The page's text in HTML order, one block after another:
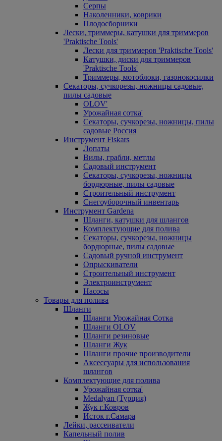
Серпы
Наколенники, коврики
Плодосборники
Лески, триммеры, катушки для триммеров
'Praktische Tools'
Лески для триммеров 'Praktische Tools'
Катушки, диски для триммеров
'Praktische Tools'
Триммеры, мотоблоки, газонокосилки
Секаторы, сучкорезы, ножницы садовые,
пилы садовые
OLOV'
Урожайная сотка'
Секаторы, сучкорезы, ножницы, пилы
садовые Россия
Инструмент Fiskars
Лопаты
Вилы, грабли, метлы
Садовый инструмент
Секаторы, сучкорезы, ножницы
бордюрные, пилы садовые
Строительный инструмент
Снегоуборочный инвентарь
Инструмент Gardena
Шланги, катушки для шлангов
Комплектующие для полива
Секаторы, сучкорезы, ножницы
бордюрные, пилы садовые
Садовый ручной инструмент
Опрыскиватели
Строительный инструмент
Электроинструмент
Насосы
Товары для полива
Шланги
Шланги Урожайная Сотка
Шланги OLOV
Шланги резиновые
Шланги Жук
Шланги прочие производители
Аксессуары для использования
шлангов
Комплектующие для полива
Урожайная сотка'
Medalyan (Турция)
Жук г.Ковров
Исток г.Самара
Лейки, рассеиватели
Капельный полив